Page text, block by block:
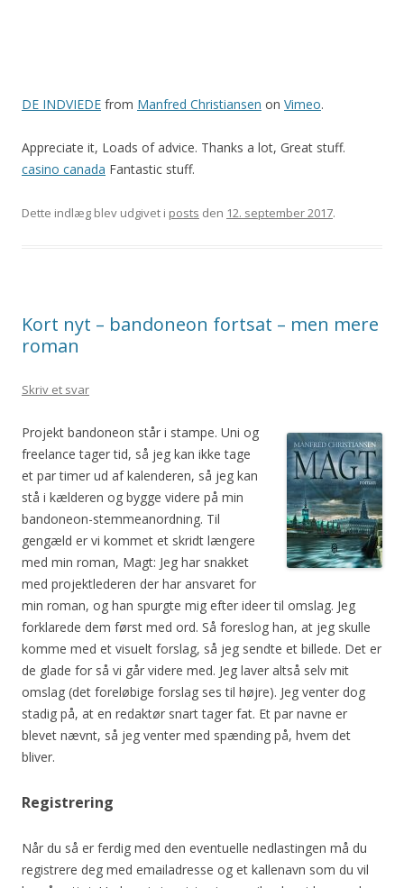
DE INDVIEDE from Manfred Christiansen on Vimeo.
Appreciate it, Loads of advice. Thanks a lot, Great stuff.
casino canada Fantastic stuff.
Dette indlæg blev udgivet i posts den 12. september 2017.
Kort nyt – bandoneon fortsat – men mere
roman
Skriv et svar
Projekt bandoneon står i stampe. Uni og
freelance tager tid, så jeg kan ikke tage
et par timer ud af kalenderen, så jeg kan
stå i kælderen og bygge videre på min
bandoneon-stemmeanordning. Til
gengæld er vi kommet et skridt længere
med min roman, Magt: Jeg har snakket
med projektlederen der har ansvaret for
min roman, og han spurgte mig efter ideer til omslag. Jeg
forklarede dem først med ord. Så foreslog han, at jeg skulle
komme med et visuelt forslag, så jeg sendte et billede. Det er
de glade for så vi går videre med. Jeg laver altså selv mit
omslag (det foreløbige forslag ses til højre). Jeg venter dog
stadig på, at en redaktør snart tager fat. Et par navne er
blevet nævnt, så jeg venter med spænding på, hvem det
bliver.
Registrering
Når du så er ferdig med den eventuelle nedlastingen må du
registrere deg med emailadresse og et kallenavn som du vil